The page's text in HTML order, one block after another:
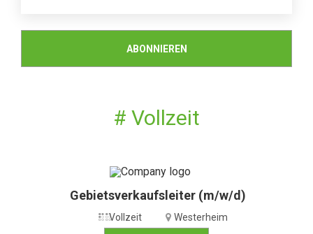
ABONNIEREN
# Vollzeit
Gebietsverkaufsleiter (m/w/d)
Vollzeit Westerheim